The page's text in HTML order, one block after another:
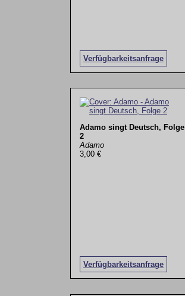
Verfügbarkeitsanfrage
Adamo singt Deutsch, Folge
2
Adamo
3,00 €
Verfügbarkeitsanfrage